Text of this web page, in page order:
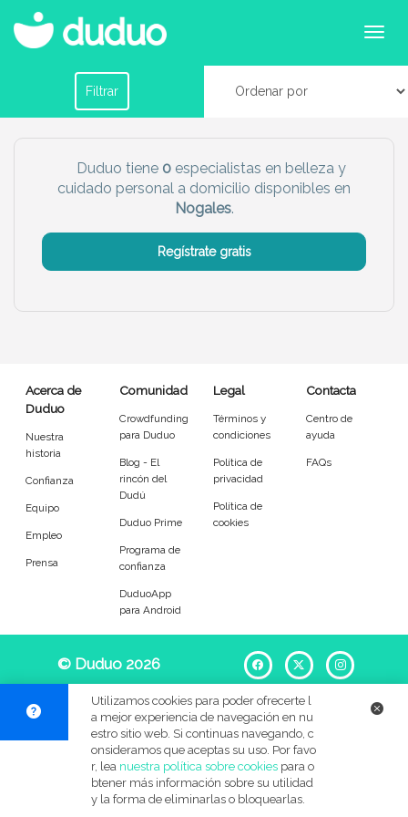
Filtrar
Filtrar por horario
Chico Chica
Más servicio del dudú
Entrenador Asistente
Tipo de atención
Masajista
Peluquería
Pedicura Depilación
Idiomas del dudú
Cerrar Filtrar
Duduo tiene 0especialistas en belleza y
cuidado personal a domicilio disponibles en
Nogales.
Regístrate gratis
Acerca de
Duduo
Nuestra
historia
Confianza
Equipo
Empleo
Prensa
Comunidad
Crowdfunding
para Duduo
Blog - El
rincón del
Dudú
Duduo Prime
Programa de
confianza
DuduoApp
para Android
Legal
Términos y
condiciones
Política de
privacidad
Política de
cookies
Contacta
Centro de
ayuda
FAQs
© Duduo 2026 Facebook
X
Utilizamos cookies para poder ofrecerte l
a mejor experiencia de navegación en nu
estro sitio web. Si continuas navegando, c
onsideramos que aceptas su uso. Por favo
r, lea nuestra política sobre cookiespara o
btener más información sobre su utilidad
y la forma de eliminarlas o bloquearlas.